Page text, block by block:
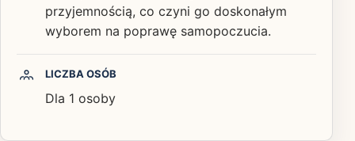
przyjemnością, co czyni go doskonałym
wyborem na poprawę samopoczucia.
LICZBA OSÓB
Dla 1 osoby